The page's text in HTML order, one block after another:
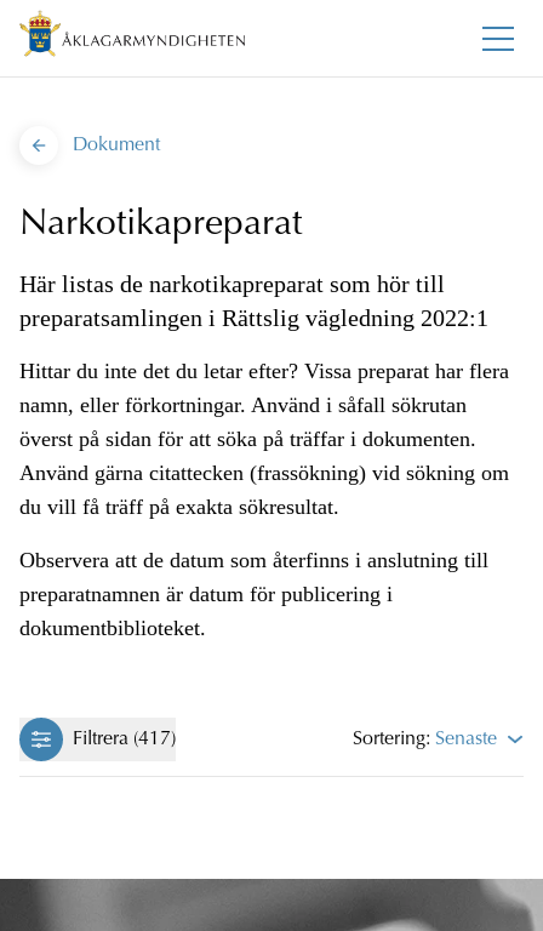
Dokument
Narkotikapreparat
Här listas de narkotikapreparat som hör till
preparatsamlingen i Rättslig vägledning 2022:1
Hittar du inte det du letar efter? Vissa preparat har flera
namn, eller förkortningar. Använd i såfall sökrutan
överst på sidan för att söka på träffar i dokumenten.
Använd gärna citattecken (frassökning) vid sökning om
du vill få träff på exakta sökresultat.
Observera att de datum som återfinns i anslutning till
preparatnamnen är datum för publicering i
dokumentbiblioteket.
Filtrera (417) Sortering: Senaste